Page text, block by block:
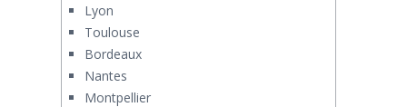
Lyon
Toulouse
Bordeaux
Nantes
Montpellier